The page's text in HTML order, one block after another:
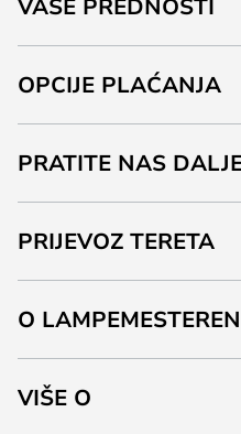
VAŠE PREDNOSTI
OPCIJE PLAĆANJA
PRATITE NAS
PRIJEVOZ TERETA
O
VIŠE O